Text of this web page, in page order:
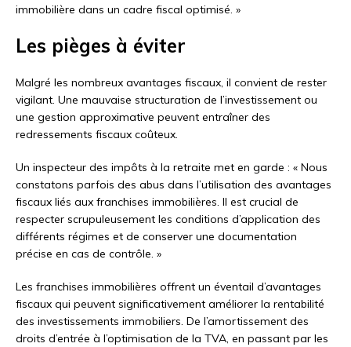
immobilière dans un cadre fiscal optimisé. »
Les pièges à éviter
Malgré les nombreux avantages fiscaux, il convient de rester
vigilant. Une mauvaise structuration de l’investissement ou
une gestion approximative peuvent entraîner des
redressements fiscaux coûteux.
Un inspecteur des impôts à la retraite met en garde : « Nous
constatons parfois des abus dans l’utilisation des avantages
fiscaux liés aux franchises immobilières. Il est crucial de
respecter scrupuleusement les conditions d’application des
différents régimes et de conserver une documentation
précise en cas de contrôle. »
Les franchises immobilières offrent un éventail d’avantages
fiscaux qui peuvent significativement améliorer la rentabilité
des investissements immobiliers. De l’amortissement des
droits d’entrée à l’optimisation de la TVA, en passant par les